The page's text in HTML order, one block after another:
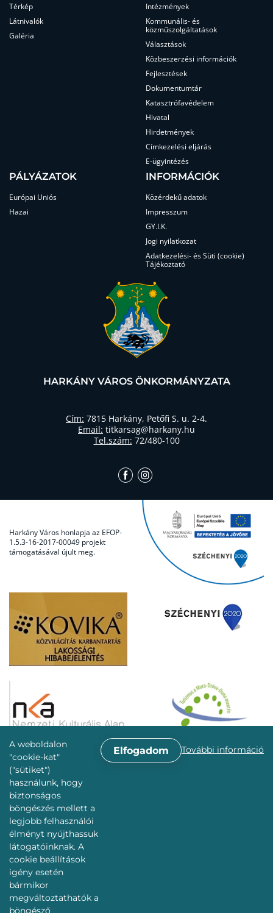
A weboldalon
"cookie-kat"
("sütiket")
használunk, hogy
biztonságos
böngészés mellett a
legjobb felhasználói
élményt nyújthassuk
látogatóinknak. A
cookie beállítások
igény esetén
bármikor
megváltoztathatók a
böngésző
Elfogadom További információ
Térkép
Látnivalók
Galéria
Intézmények
Kommunális- és
közműszolgáltatások
Választások
Közbeszerzési információk
Fejlesztések
Dokumentumtár
Katasztrófavédelem
Hivatal
Hirdetmények
Címkezelési eljárás
E-ügyintézés
PÁLYÁZATOK
Európai Uniós
Hazai
INFORMÁCIÓK
Közérdekű adatok
Impresszum
GY.I.K.
Jogi nyilatkozat
Adatkezelési- és Süti (cookie)
Tájékoztató
HARKÁNY VÁROS ÖNKORMÁNYZATA
Cím: 7815 Harkány, Petőfi S. u. 2-4.
Email: titkarsag@harkany.hu
Tel.szám: 72/480-100
Harkány Város honlapja az EFOP-
1.5.3-16-2017-00049 projekt
támogatásával újult meg.